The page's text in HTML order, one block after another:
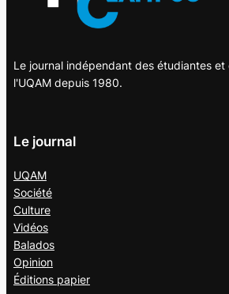
Le journal indépendant des étudiantes
l'UQAM depuis 1980.
Le journal
UQAM
Société
Culture
Vidéos
Balados
Opinion
Éditions papier